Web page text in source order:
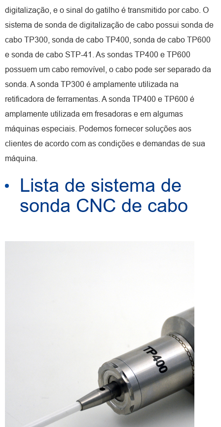
digitalização, e o sinal do gatilho é transmitido por cabo. O
sistema de sonda de digitalização de cabo possui sonda de
cabo TP300, sonda de cabo TP400, sonda de cabo TP600
e sonda de cabo STP-41. As sondas TP400 e TP600
possuem um cabo removível, o cabo pode ser separado da
sonda. A sonda TP300 é amplamente utilizada na
retificadora de ferramentas. A sonda TP400 e TP600 é
amplamente utilizada em fresadoras e em algumas
máquinas especiais. Podemos fornecer soluções aos
clientes de acordo com as condições e demandas de sua
máquina.
Lista de sistema de
sonda CNC de cabo